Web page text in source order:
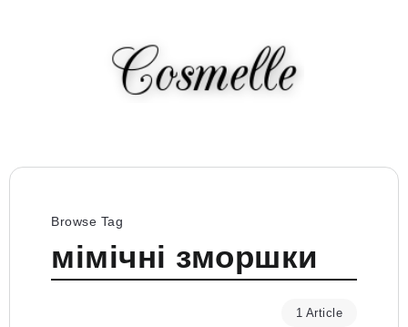
Browse Tag
мімічні зморшки
1 Article